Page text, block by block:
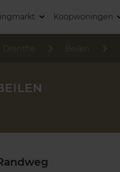
Koopwoningen
Drenthe Beilen